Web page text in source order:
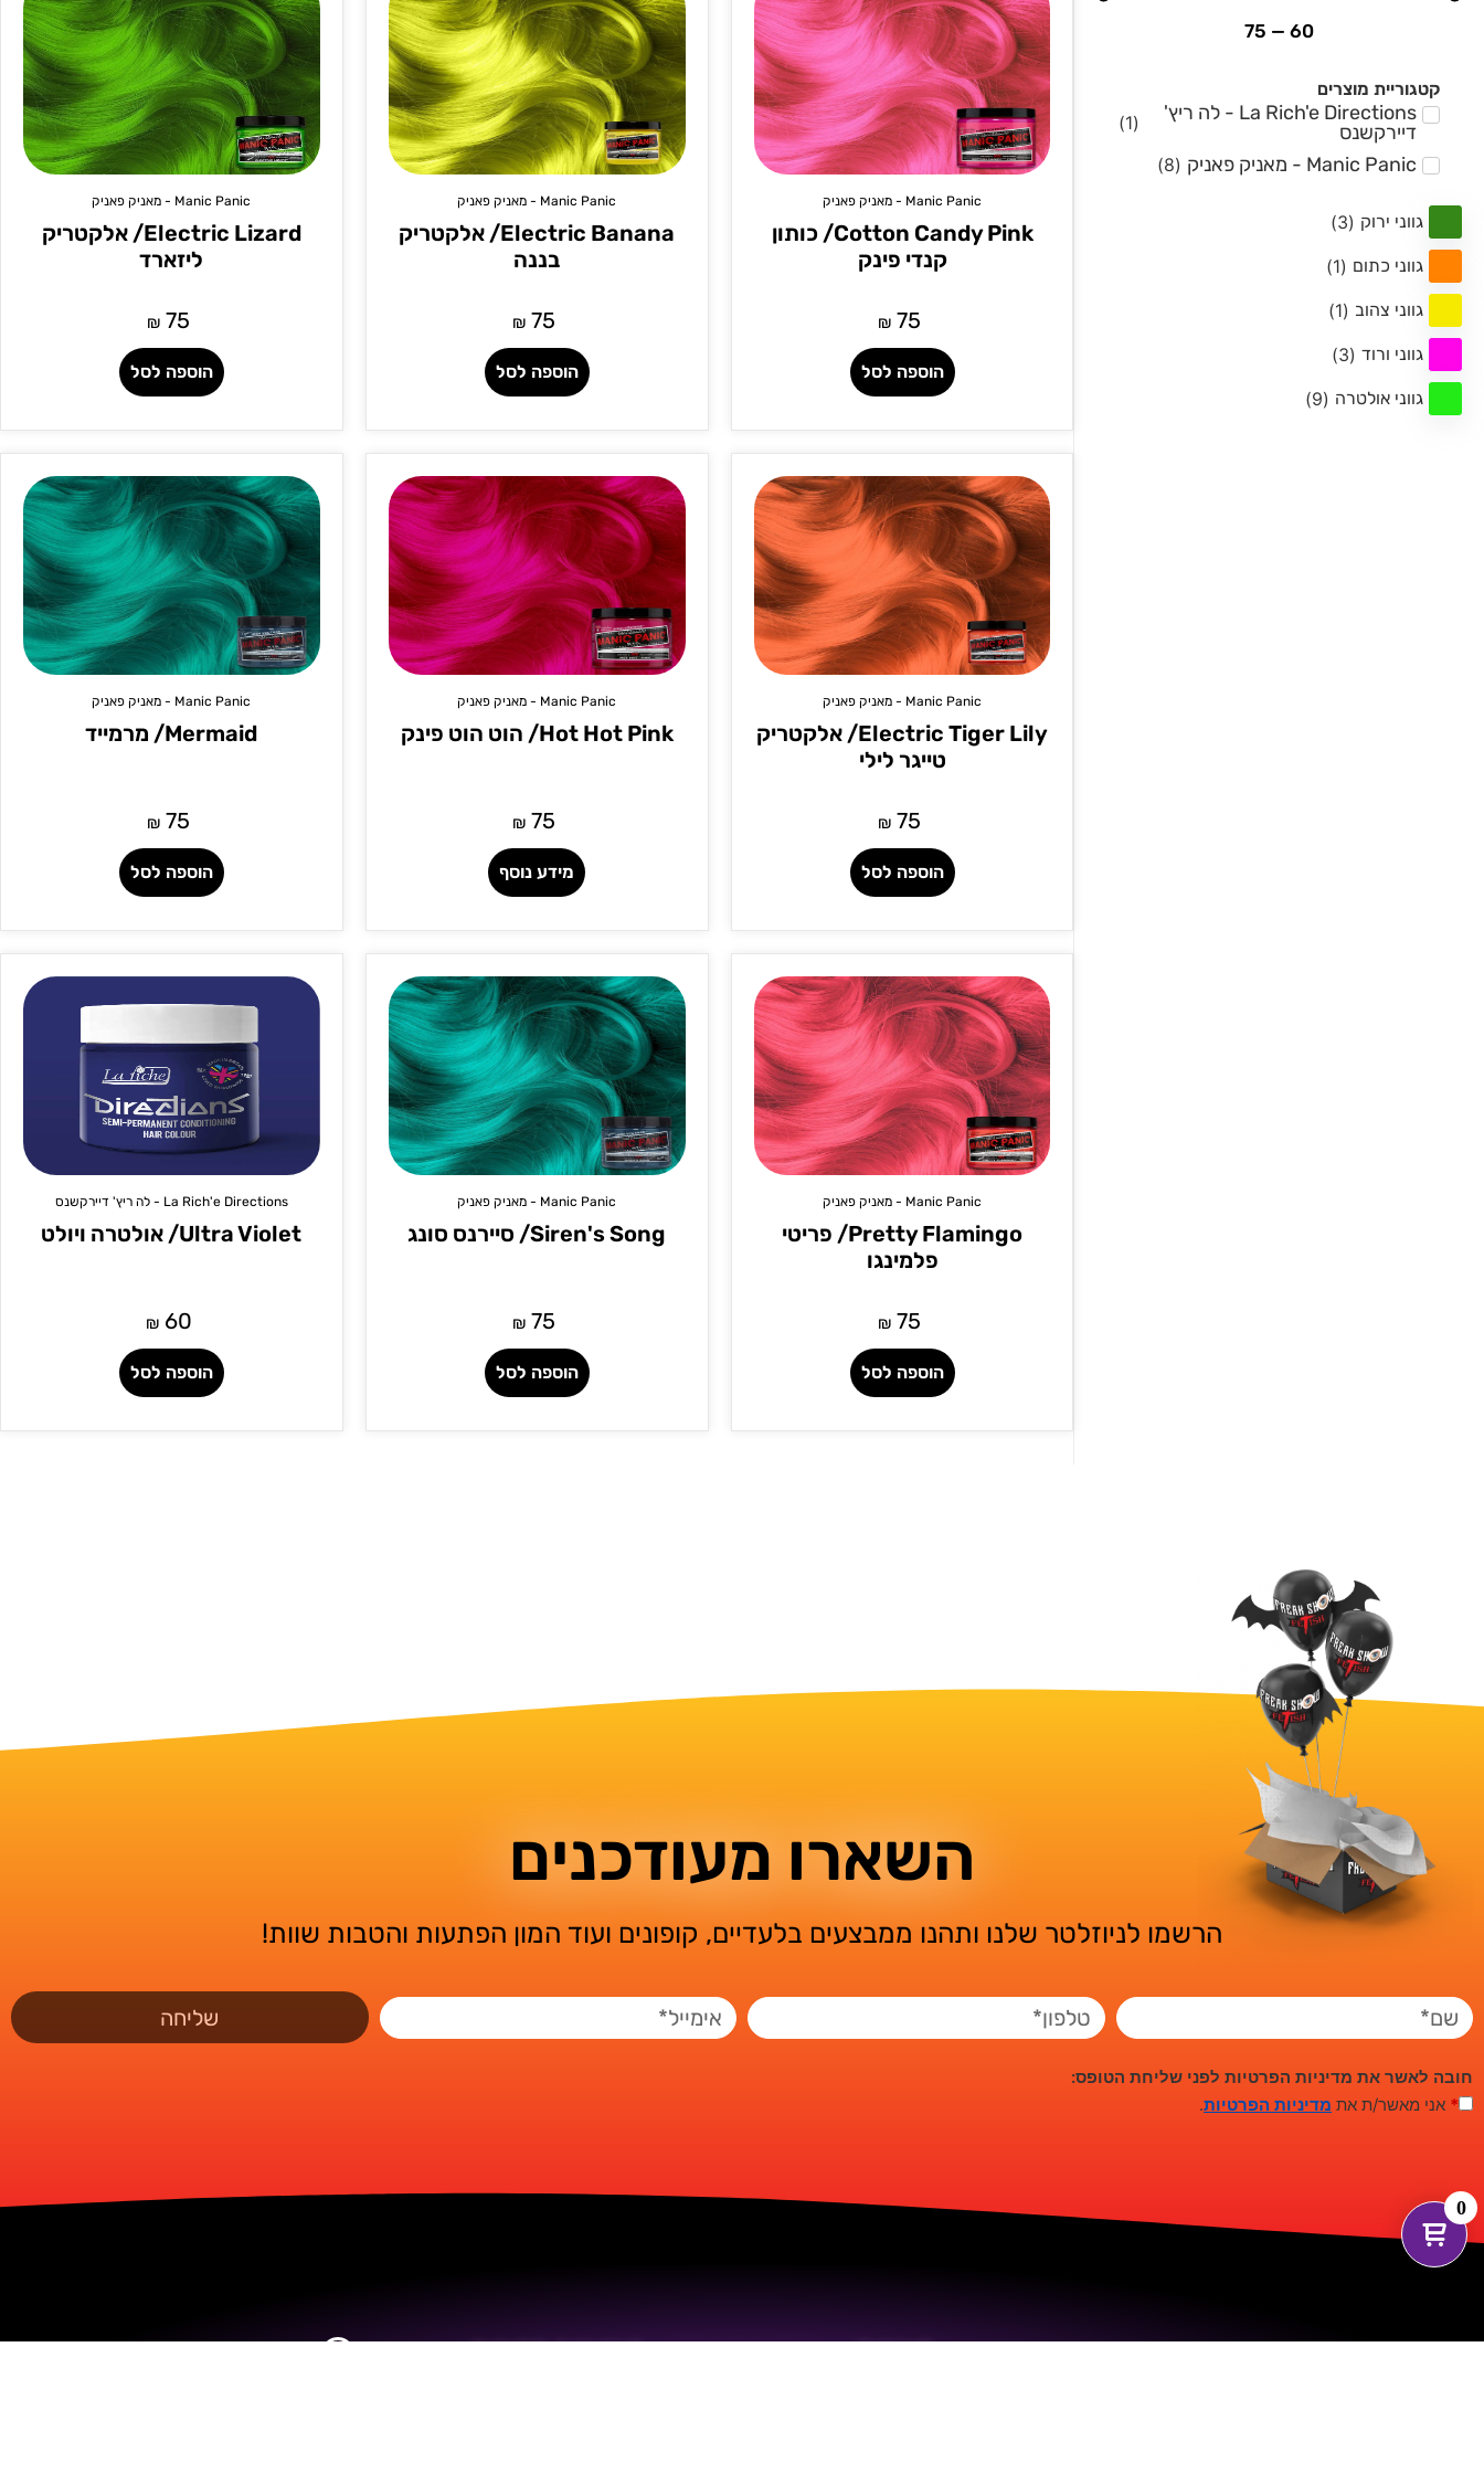
60
—
75
קטגוריית מוצרים
La Rich'e Directions - לה ריץ'
דיירקשנס
(
1
)
Manic Panic - מאניק פאניק (
8
)
גווני ירוק (
3
)
גווני כתום (
1
)
גווני צהוב (
1
)
גווני ורוד (
3
)
גווני אולטרה (
9
)
Manic Panic - מאניק פאניק
Cotton Candy Pink/ כותון
קנדי פינק
75
₪
הוספה לסל
Manic Panic - מאניק פאניק
Electric Banana/ אלקטריק
בננה
75
₪
הוספה לסל
Manic Panic - מאניק פאניק
Electric Lizard/ אלקטריק
ליזארד
75
₪
הוספה לסל
Manic Panic - מאניק פאניק
Electric Tiger Lily/ אלקטריק
טייגר לילי
75
₪
הוספה לסל
Manic Panic - מאניק פאניק
Hot Hot Pink/ הוט הוט פינק
75
₪
מידע נוסף
Manic Panic - מאניק פאניק
Mermaid/ מרמייד
75
₪
הוספה לסל
Manic Panic - מאניק פאניק
Pretty Flamingo/ פריטי
פלמינגו
75
₪
הוספה לסל
Manic Panic - מאניק פאניק
Siren's Song/ סיירנס סונג
75
₪
הוספה לסל
La Rich'e Directions - לה ריץ' דיירקשנס
Ultra Violet/ אולטרה ויולט
60
₪
הוספה לסל
השארו מעודכנים
הרשמו לניוזלטר שלנו ותהנו ממבצעים בלעדיים, קופונים ועוד המון הפתעות והטבות שוות!
שליחה
חובה לאשר את מדיניות הפרטיות לפני שליחת הטופס:
* אני מאשר/ת את מדיניות הפרטיות.
מוצרים קישורים מהירים
0